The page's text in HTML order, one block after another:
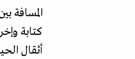
كتابة
أثقال